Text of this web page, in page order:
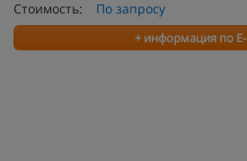
Стоимость:
По запросу
+ информация по